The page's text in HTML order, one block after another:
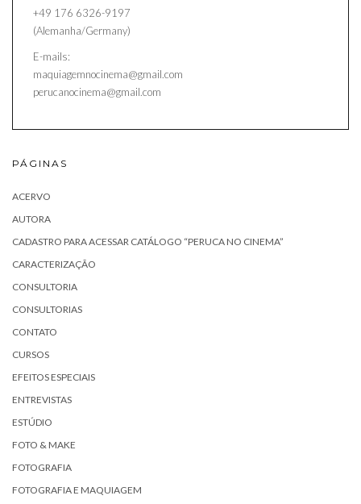
+49 176 6326-9197
(Alemanha/Germany)
E-mails:
maquiagemnocinema@gmail.com
perucanocinema@gmail.com
PÁGINAS
ACERVO
AUTORA
CADASTRO PARA ACESSAR CATÁLOGO “PERUCA NO CINEMA”
CARACTERIZAÇÃO
CONSULTORIA
CONSULTORIAS
CONTATO
CURSOS
EFEITOS ESPECIAIS
ENTREVISTAS
ESTÚDIO
FOTO & MAKE
FOTOGRAFIA
FOTOGRAFIA E MAQUIAGEM